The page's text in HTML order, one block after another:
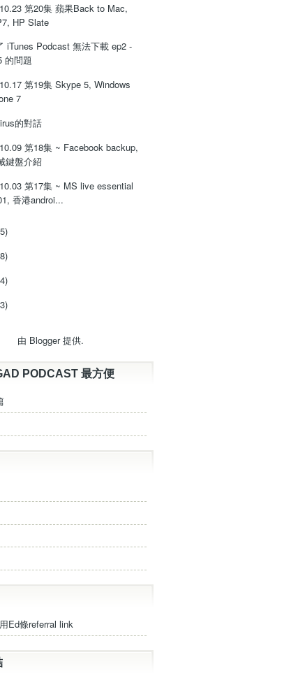
第20集 蘋果Back to Mac,
HP Slate
iTunes Podcast 無法下載 ep2 -
的問題
第19集 Skype 5, Windows
7
的對話
第18集 ~ Facebook backup,
鍵盤介紹
第17集 ~ MS live essential
香港androi...
由 Blogger提供.
PODCAST 最方便
Ed條referral link